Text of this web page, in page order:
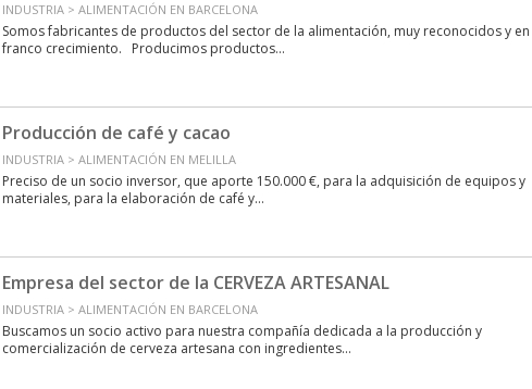
INDUSTRIA > ALIMENTACIÓN EN BARCELONA
Somos fabricantes de productos del sector de la alimentación, muy reconocidos y en
franco crecimiento. Producimos productos...
Producción de café y cacao
INDUSTRIA > ALIMENTACIÓN EN MELILLA
Preciso de un socio inversor, que aporte 150.000 €, para la adquisición de equipos y
materiales, para la elaboración de café y...
Empresa del sector de la CERVEZA ARTESANAL
INDUSTRIA > ALIMENTACIÓN EN BARCELONA
Buscamos un socio activo para nuestra compañía dedicada a la producción y
comercialización de cerveza artesana con ingredientes...